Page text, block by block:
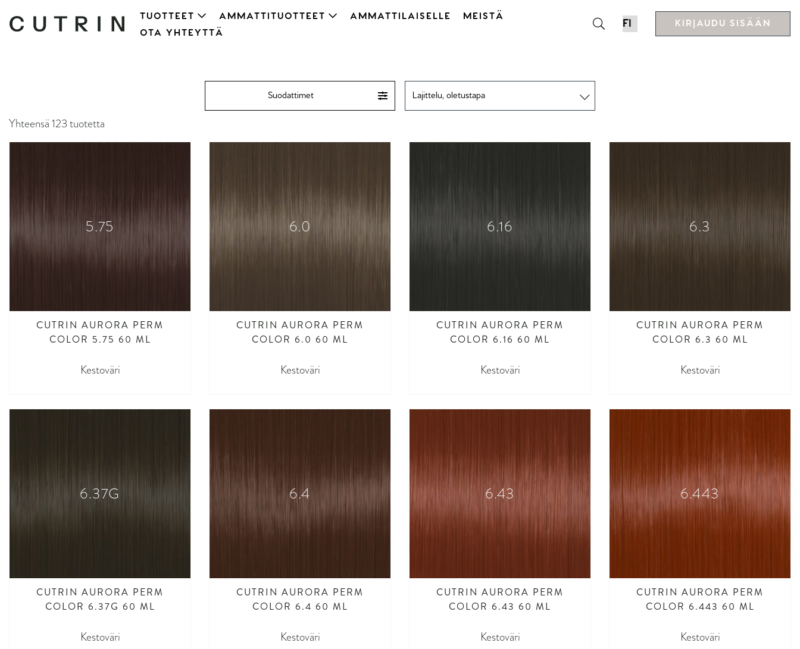
TUOTTEET AMMATTITUOTTEET AMMATTILAISELLE
MEISTÄ
OTA YHTEYTTÄ
KIRJAUDU SISÄÄN
Suodattimet
Yhteensä 123 tuotetta
5.75
CUTRIN AURORA PERM
COLOR 5.75 60 ML
Kestoväri
6.0
CUTRIN AURORA PERM
COLOR 6.0 60 ML
Kestoväri
6.16
CUTRIN AURORA PERM
COLOR 6.16 60 ML
Kestoväri
6.3
CUTRIN AURORA PERM
COLOR 6.3 60 ML
Kestoväri
6.37G
CUTRIN AURORA PERM
COLOR 6.37G 60 ML
Kestoväri
6.4
CUTRIN AURORA PERM
COLOR 6.4 60 ML
Kestoväri
6.43
CUTRIN AURORA PERM
COLOR 6.43 60 ML
Kestoväri
6.443
CUTRIN AURORA PERM
COLOR 6.443 60 ML
Kestoväri